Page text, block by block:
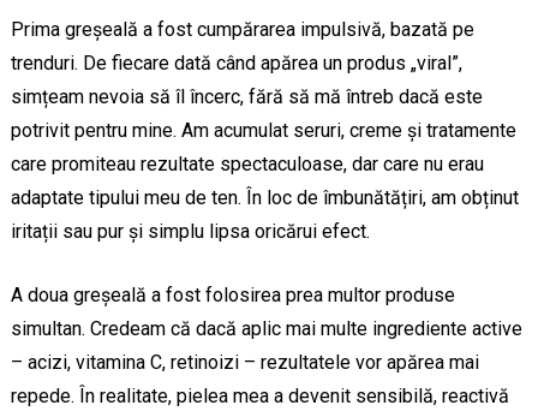
Prima greșeală a fost cumpărarea impulsivă, bazată pe
trenduri. De fiecare dată când apărea un produs „viral”,
simțeam nevoia să îl încerc, fără să mă întreb dacă este
potrivit pentru mine. Am acumulat seruri, creme și tratamente
care promiteau rezultate spectaculoase, dar care nu erau
adaptate tipului meu de ten. În loc de îmbunătățiri, am obținut
iritații sau pur și simplu lipsa oricărui efect.
A doua greșeală a fost folosirea prea multor produse
simultan. Credeam că dacă aplic mai multe ingrediente active
– acizi, vitamina C, retinoizi – rezultatele vor apărea mai
repede. În realitate, pielea mea a devenit sensibilă, reactivă